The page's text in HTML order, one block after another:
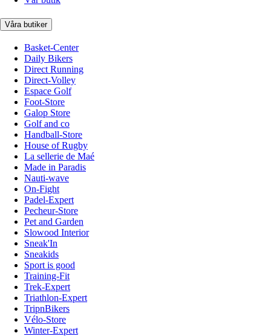
Våra butiker
Basket-Center
Daily Bikers
Direct Running
Direct-Volley
Espace Golf
Foot-Store
Galop Store
Golf and co
Handball-Store
House of Rugby
La sellerie de Maé
Made in Paradis
Nauti-wave
On-Fight
Padel-Expert
Pecheur-Store
Pet and Garden
Slowood Interior
Sneak'In
Sneakids
Sport is good
Training-Fit
Trek-Expert
Triathlon-Expert
TripnBikers
Vélo-Store
Winter-Expert